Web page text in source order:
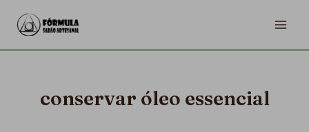
para
o
conservar óleo essencial